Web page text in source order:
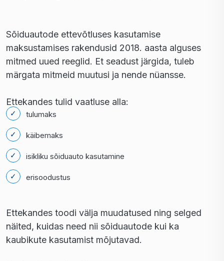
Sõiduautode ettevõtluses kasutamise
maksustamises rakendusid 2018. aasta alguses
mitmed uued reeglid. Et seadust järgida, tuleb
märgata mitmeid muutusi ja nende nüansse.
Ettekandes tulid vaatluse alla:
tulumaks
käibemaks
isikliku sõiduauto kasutamine
erisoodustus
Ettekandes toodi välja muudatused ning selged
näited, kuidas need nii sõiduautode kui ka
kaubikute kasutamist mõjutavad.